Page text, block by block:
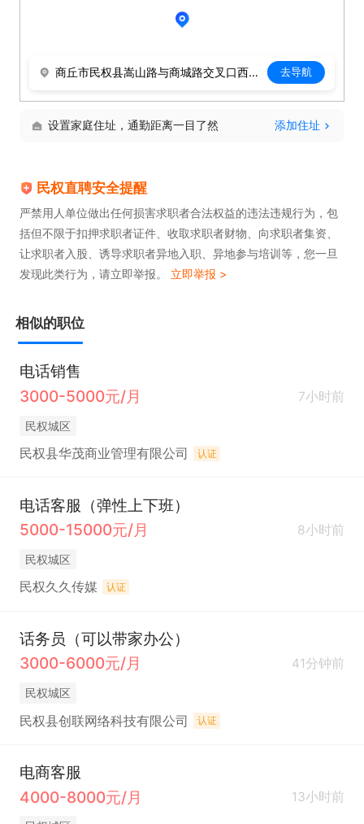
商丘市民权县嵩山路与商城路交叉口西80米 去导航
设置家庭住址，通勤距离一目了然 添加住址
民权直聘安全提醒
严禁用人单位做出任何损害求职者合法权益的违法违规行为，包
括但不限于扣押求职者证件、收取求职者财物、向求职者集资、
让求职者入股、诱导求职者异地入职、异地参与培训等，您一旦
发现此类行为，请立即举报。 立即举报 >
相似的职位
电话销售
3000-5000元/月
7小时前
民权城区
民权县华茂商业管理有限公司 认证
电话客服（弹性上下班）
5000-15000元/月
8小时前
民权城区
民权久久传媒 认证
话务员（可以带家办公）
3000-6000元/月
41分钟前
民权城区
民权县创联网络科技有限公司 认证
电商客服
4000-8000元/月
13小时前